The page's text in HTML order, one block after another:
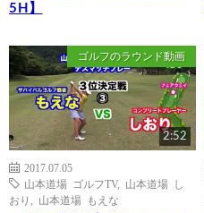
5H】
ゴルフのラウンド動画
2:52
2017.07.05
山本道場 ゴルフTV, 山本道場 し
おり
山本道場 もえな